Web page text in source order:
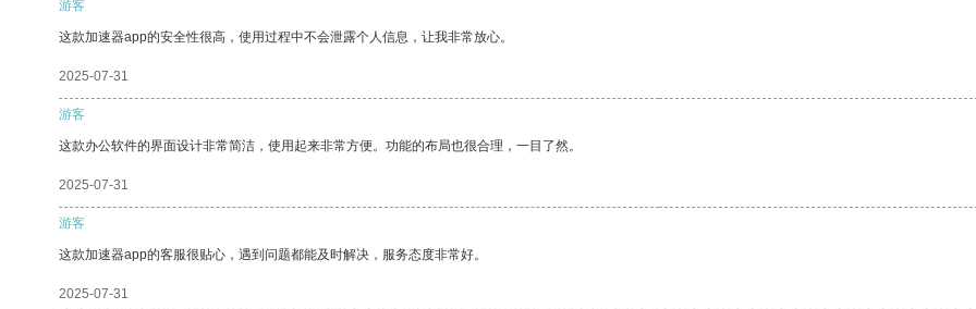
游客
这款加速器app的安全性很高，使用过程中不会泄露个人信息，让我非常放心。
2025-07-31
游客
这款办公软件的界面设计非常简洁，使用起来非常方便。功能的布局也很合理，一目了然。
2025-07-31
游客
这款加速器app的客服很贴心，遇到问题都能及时解决，服务态度非常好。
2025-07-31